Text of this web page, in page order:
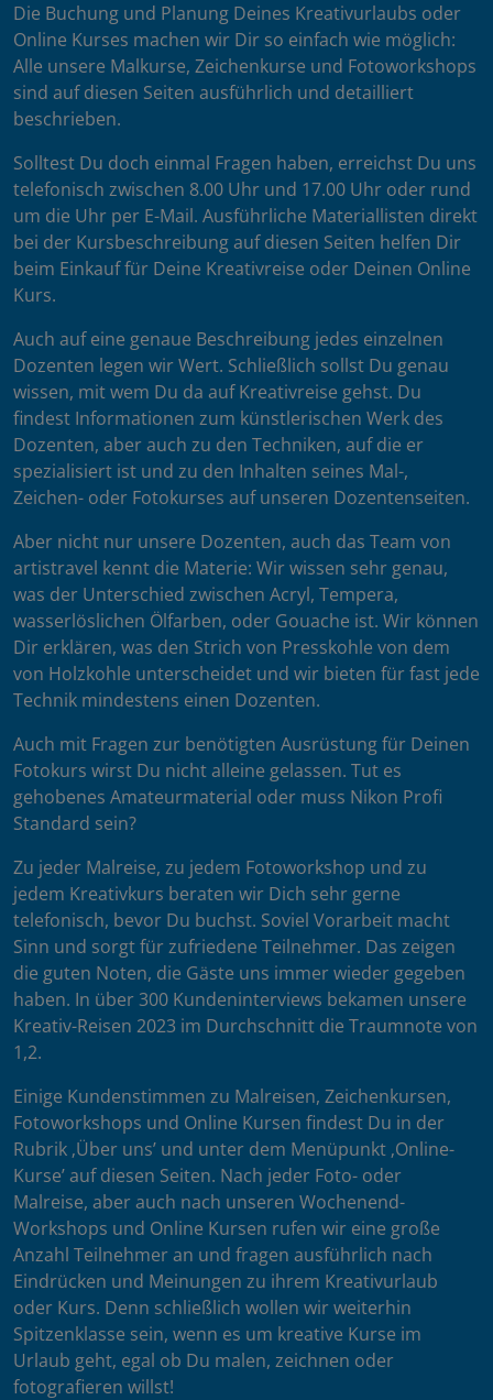
Die Buchung und Planung Deines Kreativurlaubs oder
Online Kurses machen wir Dir so einfach wie möglich:
Alle unsere Malkurse, Zeichenkurse und Fotoworkshops
sind auf diesen Seiten ausführlich und detailliert
beschrieben.
Solltest Du doch einmal Fragen haben, erreichst Du uns
telefonisch zwischen 8.00 Uhr und 17.00 Uhr oder rund
um die Uhr per E-Mail. Ausführliche Materiallisten direkt
bei der Kursbeschreibung auf diesen Seiten helfen Dir
beim Einkauf für Deine Kreativreise oder Deinen Online
Kurs.
Auch auf eine genaue Beschreibung jedes einzelnen
Dozenten legen wir Wert. Schließlich sollst Du genau
wissen, mit wem Du da auf Kreativreise gehst. Du
findest Informationen zum künstlerischen Werk des
Dozenten, aber auch zu den Techniken, auf die er
spezialisiert ist und zu den Inhalten seines Mal-,
Zeichen- oder Fotokurses auf unseren Dozentenseiten.
Aber nicht nur unsere Dozenten, auch das Team von
artistravel kennt die Materie: Wir wissen sehr genau,
was der Unterschied zwischen Acryl, Tempera,
wasserlöslichen Ölfarben, oder Gouache ist. Wir können
Dir erklären, was den Strich von Presskohle von dem
von Holzkohle unterscheidet und wir bieten für fast jede
Technik mindestens einen Dozenten.
Auch mit Fragen zur benötigten Ausrüstung für Deinen
Fotokurs wirst Du nicht alleine gelassen. Tut es
gehobenes Amateurmaterial oder muss Nikon Profi
Standard sein?
Zu jeder Malreise, zu jedem Fotoworkshop und zu
jedem Kreativkurs beraten wir Dich sehr gerne
telefonisch, bevor Du buchst. Soviel Vorarbeit macht
Sinn und sorgt für zufriedene Teilnehmer. Das zeigen
die guten Noten, die Gäste uns immer wieder gegeben
haben. In über 300 Kundeninterviews bekamen unsere
Kreativ-Reisen 2023 im Durchschnitt die Traumnote von
1,2.
Einige Kundenstimmen zu Malreisen, Zeichenkursen,
Fotoworkshops und Online Kursen findest Du in der
Rubrik ‚Über uns’ und unter dem Menüpunkt ‚Online-
Kurse’ auf diesen Seiten. Nach jeder Foto- oder
Malreise, aber auch nach unseren Wochenend-
Workshops und Online Kursen rufen wir eine große
Anzahl Teilnehmer an und fragen ausführlich nach
Eindrücken und Meinungen zu ihrem Kreativurlaub
oder Kurs. Denn schließlich wollen wir weiterhin
Spitzenklasse sein, wenn es um kreative Kurse im
Urlaub geht, egal ob Du malen, zeichnen oder
fotografieren willst!